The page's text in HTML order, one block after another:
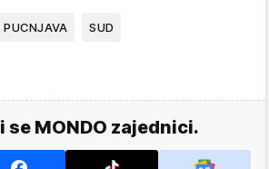
PUCNJAVA SUD
se MONDO zajednici.